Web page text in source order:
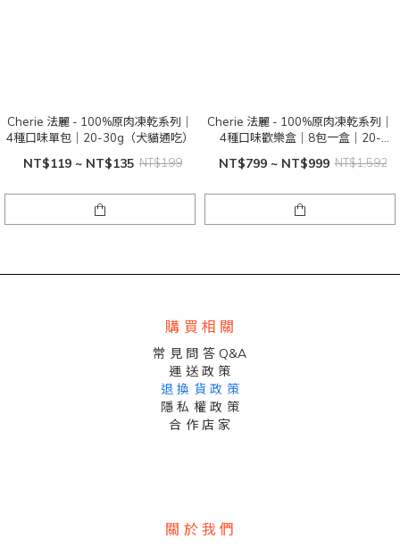
Cherie 法麗 - 100%原肉凍乾系列｜
4種口味單包｜20-30g（犬貓通吃）
NT$119 ~ NT$135 NT$199
Cherie 法麗 - 100%原肉凍乾系列｜
4種口味歡樂盒｜8包一盒｜20-
30g（犬貓通吃）
NT$799 ~ NT$999 NT$1,592
購 買 相 關
常 見 問 答 Q&A
運 送 政 策
退 換 貨 政 策
隱 私 權 政 策
合 作 店 家
關 於 我 們